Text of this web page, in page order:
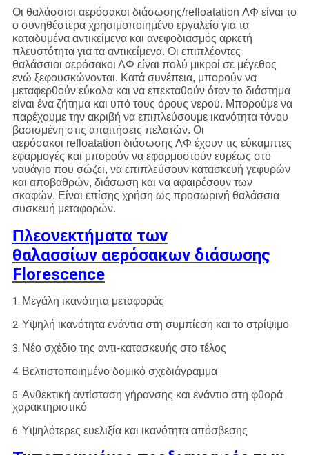
Οι θαλάσσιοι αερόσακοι διάσωσης/refloatation ΛΦ είναι το
ο συνηθέστερα χρησιμοποιημένο εργαλείο για τα
καταδυμένα αντικείμενα και ανεφοδιασμός αρκετή
πλευστότητα για τα αντικείμενα. Οι επιπλέοντες
θαλάσσιοι αερόσακοι ΛΦ είναι πολύ μικροί σε μέγεθος
ενώ ξεφουσκώνονται. Κατά συνέπεια, μπορούν να
μεταφερθούν εύκολα και να επεκταθούν όταν το διάστημα
είναι ένα ζήτημα και υπό τους όρους νερού. Μπορούμε να
παρέχουμε την ακριβή να επιπλεύσουμε ικανότητα τόνου
βασισμένη στις απαιτήσεις πελατών. Οι
αερόσακοι refloatation διάσωσης ΛΦ έχουν τις εύκαμπτες
εφαρμογές και μπορούν να εφαρμοστούν ευρέως στο
ναυάγιο που σώζει, να επιπλεύσουν κατασκευή γεφυρών
και αποβαθρών, διάσωση και να αφαιρέσουν των
σκαφών. Είναι επίσης χρήση ως προσωρινή θαλάσσια
συσκευή μεταφορών.
Πλεονεκτήματατων
θαλασσίων αερόσακων διάσωσης
Florescence
1. Μεγάλη ικανότητα μεταφοράς
2. Υψηλή ικανότητα ενάντια στη συμπίεση και το στρίψιμο
3. Νέο σχέδιο της αντι-κατασκευής στο τέλος
4. Βελτιστοποιημένο δομικό σχεδιάγραμμα
5. Ανθεκτική αντίσταση γήρανσης και ενάντιο στη φθορά
χαρακτηριστικό
6. Υψηλότερες ευελιξία και ικανότητα απόσβεσης